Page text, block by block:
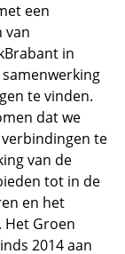
een
van
in
te vinden.
dat we
te
van de
tot in de
en het
Het Groen
2014 aan